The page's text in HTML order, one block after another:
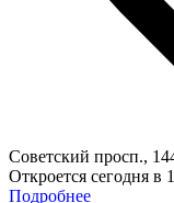
Советский просп.,
Откроется сегодня в
Подробнее